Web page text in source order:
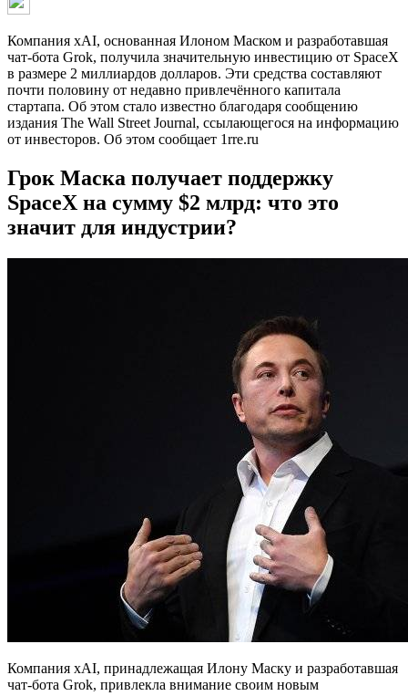
Компания xAI, основанная Илоном Маском и разработавшая
чат-бота Grok, получила значительную инвестицию от SpaceX
в размере 2 миллиардов долларов. Эти средства составляют
почти половину от недавно привлечённого капитала
стартапа. Об этом стало известно благодаря сообщению
издания The Wall Street Journal, ссылающегося на информацию
от инвесторов. Об этом сообщает 1rre.ru
Грок Маска получает поддержку
SpaceX на сумму $2 млрд: что это
значит для индустрии?
Компания xAI, принадлежащая Илону Маску и разработавшая
чат-бота Grok, привлекла внимание своим новым